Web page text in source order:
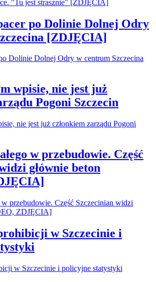
po Dolinie Dolnej Odry
[ZDJĘCIA]
wpisie, nie jest już
Pogoni Szczecin
w przebudowie. Część
głównie beton
w Szczecinie i